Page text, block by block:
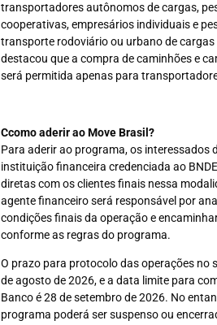
transportadores autônomos de cargas,
cooperativas, empresários individuais e
transporte rodoviário ou urbano de cargas
destacou que a compra de caminhões e
será permitida apenas para
Ccomo aderir ao Move Brasil?
Para aderir ao programa, os interessados
instituição financeira credenciada ao
diretas com os clientes finais nessa
agente financeiro será responsável por
condições finais da operação e
conforme as regras do programa.
O prazo para protocolo das operações no
de agosto de 2026, e a data limite para
Banco é 28 de setembro de 2026. No
programa poderá ser suspenso ou